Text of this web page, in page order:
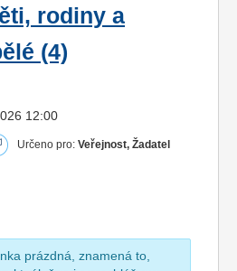
rodiny a
(4)
12:00
Určeno pro: Veřejnost, Žadatel
prázdná, znamená to,